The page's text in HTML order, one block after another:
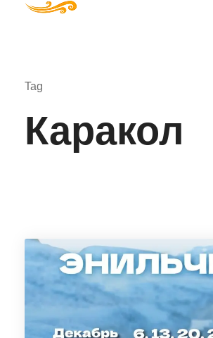
Tag
Каракол